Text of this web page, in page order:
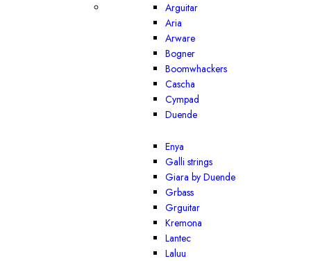
Arguitar
Aria
Arware
Bogner
Boomwhackers
Cascha
Cympad
Duende
Enya
Galli strings
Giara by Duende
Grbass
Grguitar
Kremona
Lantec
Laluu